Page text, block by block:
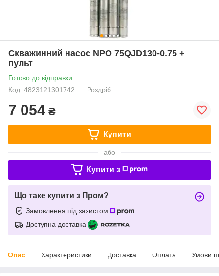
Скважинний насос NPO 75QJD130-0.75 +
пульт
Готово до відправки
Код: 4823121301742
Роздріб
7 054 ₴
Купити
або
Купити з
Що таке купити з Пром?
Замовлення під захистом
Доступна доставка
Опис Характеристики Доставка Оплата Умови